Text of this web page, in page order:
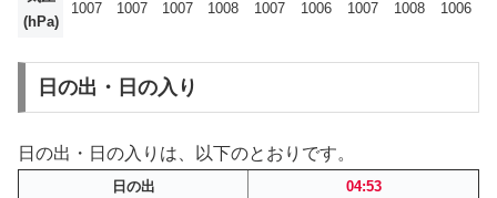
(hPa)
1007 1007 1007 1008 1007 1006 1007 1008 1006
日の出・日の入り
日の出・日の入りは、以下のとおりです。
日の出
04:53